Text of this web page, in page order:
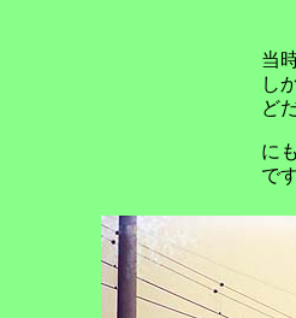
当
し
ど
に
で